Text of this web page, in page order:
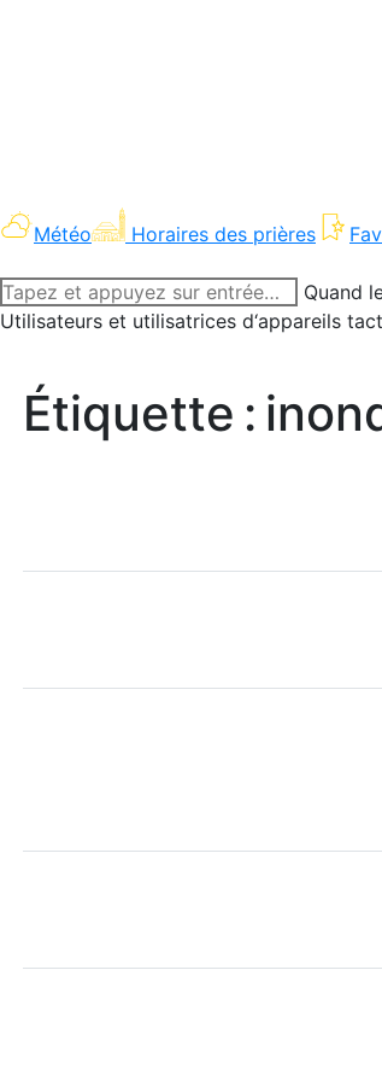
Météo Horaires des prières
Recherche
:
Quand
Utilisateurs et utilisatrices d‘appareils
Étiquette :